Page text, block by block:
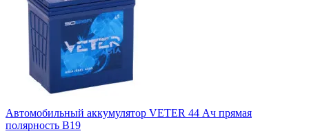
Автомобильный аккумулятор VETER 44 Ач прямая
полярность B19